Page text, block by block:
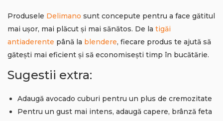
Produsele Delimano sunt concepute pentru a face gătitul
mai ușor, mai plăcut și mai sănătos. De la tigăi
antiaderente până la blendere, fiecare produs te ajută să
gătești mai eficient și să economisești timp în bucătărie.
Sugestii extra:
Adaugă avocado cuburi pentru un plus de cremozitate
Pentru un gust mai intens, adaugă capere, brânză feta